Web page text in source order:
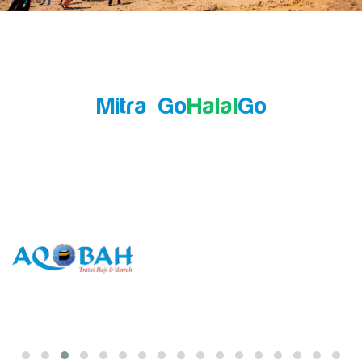
Mitra GoHalalGo